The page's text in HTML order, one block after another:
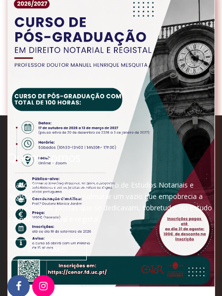
Registo Civil e o Estabelecimento da Filiação
19 Setembro 50€
Quem Somos
Criado em Maio de 2004, o Centro de Estudos Notariais e
Registais (CENoR) veio colmatar um vazio que empobrecia a
formação dos juristas que se dedicavam, sobretudo, ao estudo
e à prática notarial e registal.
SAIBA MAIS